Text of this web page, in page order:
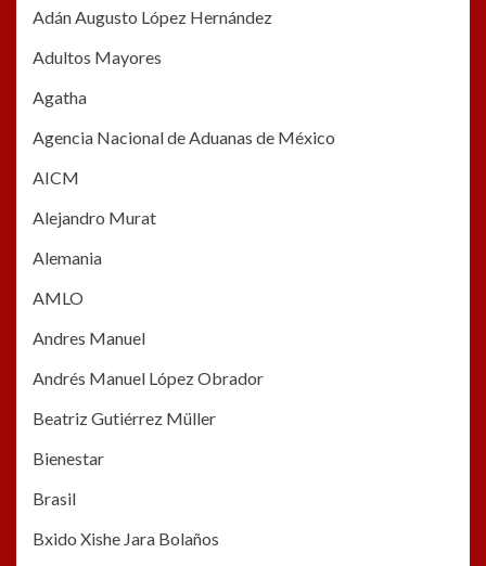
Adán Augusto López Hernández
Adultos Mayores
Agatha
Agencia Nacional de Aduanas de México
AICM
Alejandro Murat
Alemania
AMLO
Andres Manuel
Andrés Manuel López Obrador
Beatriz Gutiérrez Müller
Bienestar
Brasil
Bxido Xishe Jara Bolaños